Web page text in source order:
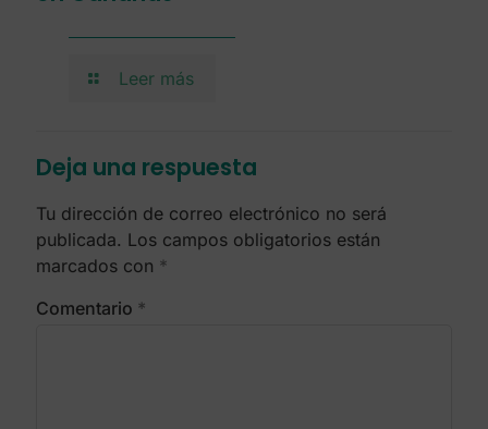
Leer más
Deja una respuesta
Tu dirección de correo electrónico no será
publicada. Los campos obligatorios están
marcados con *
Comentario *